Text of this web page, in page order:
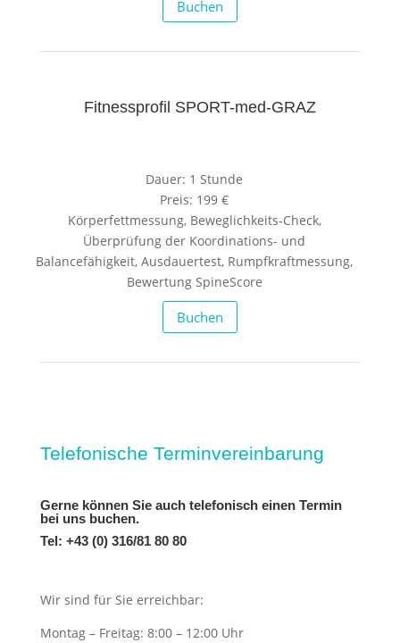
Buchen
Fitnessprofil SPORT-med-GRAZ
Dauer: 1 Stunde
Preis: 199 €
Körperfettmessung, Beweglichkeits-Check,
Überprüfung der Koordinations- und
Balancefähigkeit, Ausdauertest, Rumpfkraftmessung,
Bewertung SpineScore
Buchen
Telefonische Terminvereinbarung
Gerne können Sie auch telefonisch einen Termin
bei uns buchen.
Tel: +43 (0) 316/81 80 80
Wir sind für Sie erreichbar:
Montag – Freitag: 8:00 – 12:00 Uhr